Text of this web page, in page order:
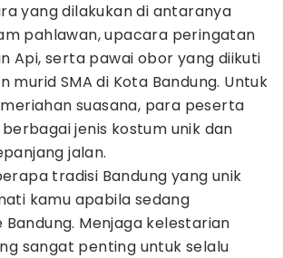
yang dilakukan di antaranya
pahlawan, upacara peringatan
Api, serta pawai obor yang diikuti
murid SMA di Kota Bandung. Untuk
suasana, para peserta
jenis kostum unik dan
jalan.
tradisi Bandung yang unik
kamu apabila sedang
Menjaga kelestarian
sangat penting untuk selalu